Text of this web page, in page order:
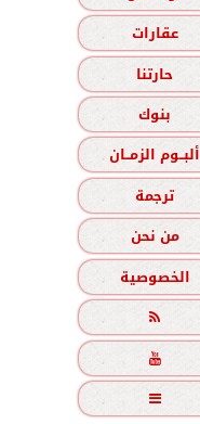
عقارات
حارتنا
بنوك
ألبــوم الزمــان
ترجمة
من نحن
الخصوصية


